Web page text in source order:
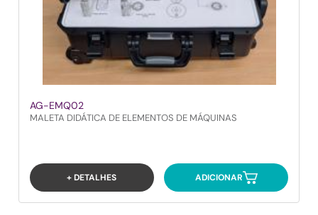
AG-EMQ02
MALETA DIDÁTICA DE ELEMENTOS DE MÁQUINAS
+ DETALHES ADICIONAR